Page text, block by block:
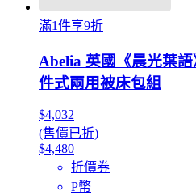
滿1件享9折
Abelia 英國《晨光葉
件式兩用被床包組
$4,032
(售價已折)
$4,480
折價券
P幣